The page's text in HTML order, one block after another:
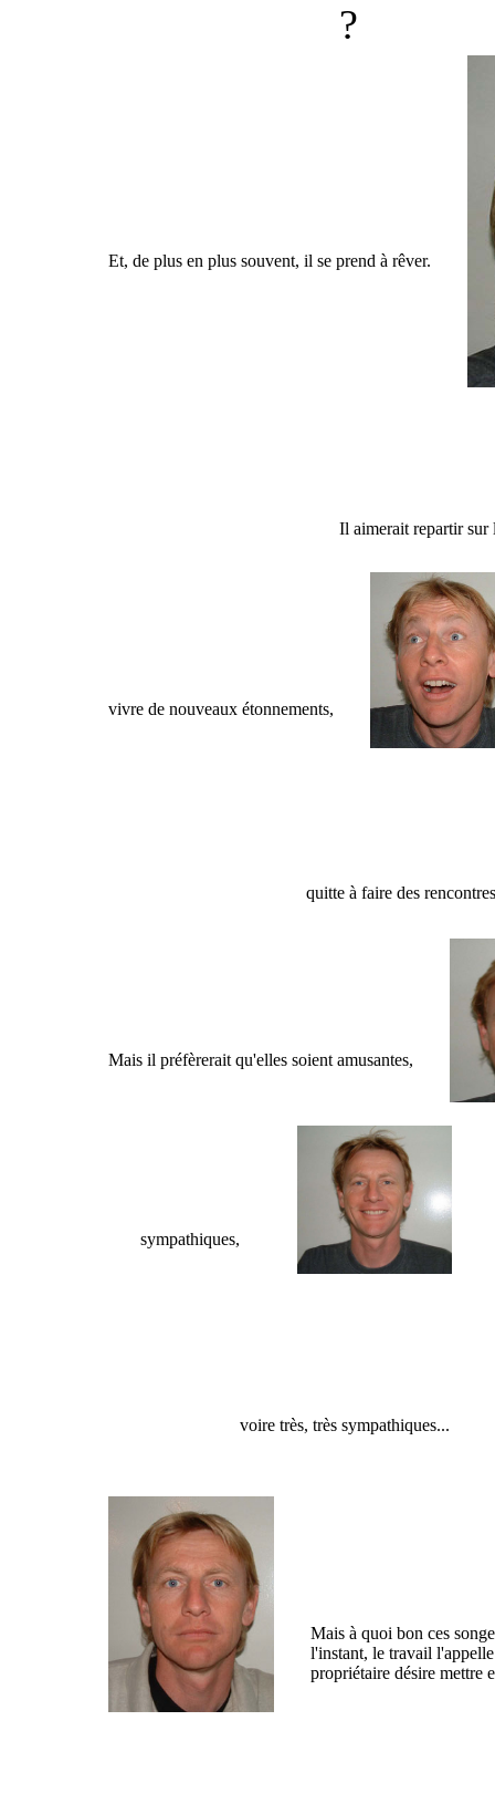
?
Et, de plus en plus souvent, il se prend à rêver.
Il aimerait repartir sur
vivre de nouveaux étonnements,
quitte à faire des
Mais il préfèrerait qu'elles soient amusantes,
sympathiques,
voire très, très sympathiques...
Mais à quoi bon ces
l'instant, le travail
propriétaire désire mettre